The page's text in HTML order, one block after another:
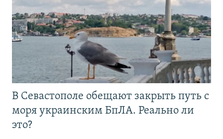
В Севастополе обещают закрыть путь с
моря украинским БпЛА. Реально ли
это?